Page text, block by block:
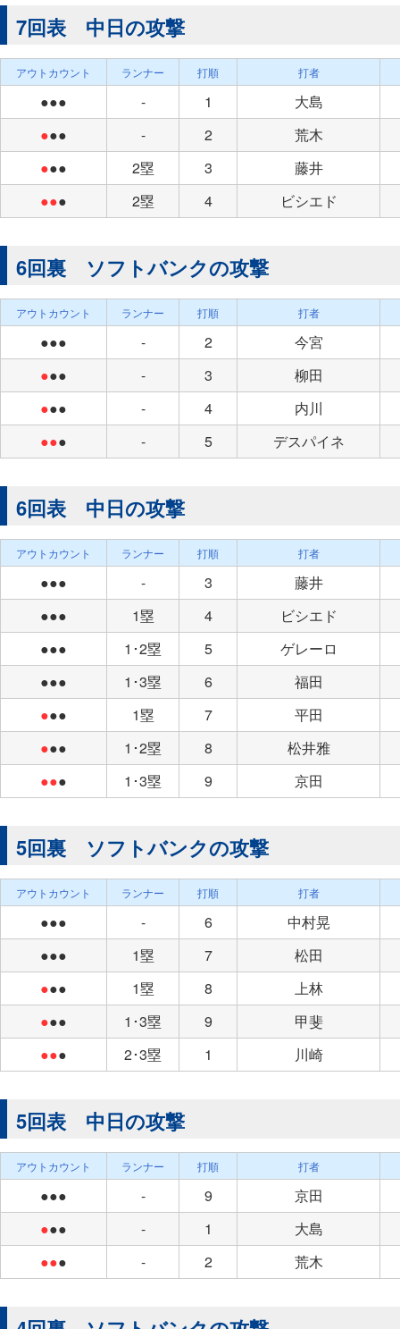
7回表 中日の攻撃
アウトカウント ランナー 打順 打者
●●● - 1
大島
●●● - 2
荒木
●●● 2塁 3
藤井
●●● 2塁 4 ビシエド
6回裏 ソフトバンクの攻撃
アウトカウント ランナー 打順 打者
●●● - 2
今宮
●●● - 3
柳田
●●● - 4
内川
●●● - 5 デスパイネ
6回表 中日の攻撃
アウトカウント ランナー 打順 打者
●●● - 3
藤井
●●●
1塁 4
ビシエド
●●●
1･2塁 5
ゲレーロ
●●●
1･3塁 6
福田
●●● 1塁 7
平田
●●● 1･2塁 8
松井雅
●●● 1･3塁 9 京田
5回裏 ソフトバンクの攻撃
アウトカウント ランナー 打順 打者
●●● - 6
中村晃
●●●
1塁 7
松田
●●● 1塁 8
上林
●●● 1･3塁 9
甲斐
●●● 2･3塁 1 川崎
5回表 中日の攻撃
アウトカウント ランナー 打順 打者
●●● - 9
京田
●●● - 1
大島
●●● - 2 荒木